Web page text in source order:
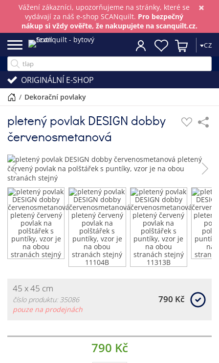
×
Vážení zákazníci, upozorňujeme na stránky, které se
vydávají za náš e-shop SCANquilt. Pro bezpečný
nákup si vždy ověřte, že nakupujete na scanquilt.cz.
CZ
ORIGINÁLNÍ E-SHOP
/ dekorační povlaky
pletený povlak DESIGN dobby
červenosmetanová
45 x 45 cm
číslo produktu: 35086
pouze na prodejnách
790 Kč
790 Kč